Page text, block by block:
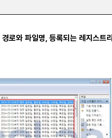
로와 파일명, 등록되는 레지스트